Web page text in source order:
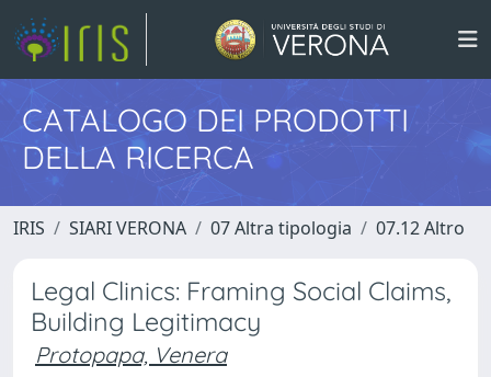
CATALOGO DEI PRODOTTI
DELLA RICERCA
IRIS SIARI VERONA 07 Altra tipologia 07.12 Altro
Legal Clinics: Framing Social Claims,
Building Legitimacy
Protopapa, Venera